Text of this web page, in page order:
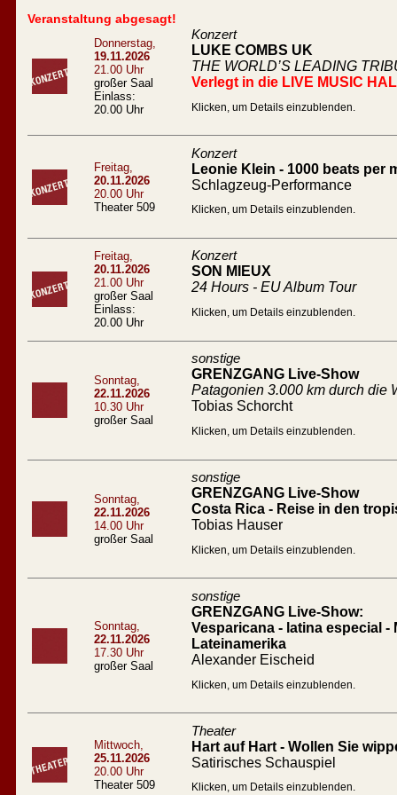
Veranstaltung abgesagt!
Donnerstag,
19.11.2026
21.00 Uhr
großer Saal
Einlass:
20.00 Uhr
Konzert
LUKE COMBS UK
THE WORLD’S LEADING
Verlegt in die LIVE MUSIC
Klicken, um Details einzublenden.
Freitag,
20.11.2026
20.00 Uhr
Theater 509
Konzert
Leonie Klein - 1000 beats per
Schlagzeug-Performance
Klicken, um Details einzublenden.
Freitag,
20.11.2026
21.00 Uhr
großer Saal
Einlass:
20.00 Uhr
Konzert
SON MIEUX
24 Hours - EU Album Tour
Klicken, um Details einzublenden.
Sonntag,
22.11.2026
10.30 Uhr
großer Saal
sonstige
GRENZGANG Live-Show
Patagonien 3.000 km durch die
Tobias Schorcht
Klicken, um Details einzublenden.
Sonntag,
22.11.2026
14.00 Uhr
großer Saal
sonstige
GRENZGANG Live-Show
Costa Rica - Reise in den
Tobias Hauser
Klicken, um Details einzublenden.
Sonntag,
22.11.2026
17.30 Uhr
großer Saal
sonstige
GRENZGANG Live-Show:
Vesparicana - latina especial -
Lateinamerika
Alexander Eischeid
Klicken, um Details einzublenden.
Mittwoch,
25.11.2026
20.00 Uhr
Theater 509
Theater
Hart auf Hart - Wollen Sie
Satirisches Schauspiel
Klicken, um Details einzublenden.